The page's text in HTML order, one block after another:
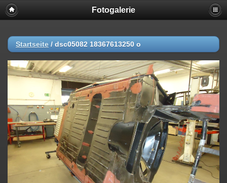
Fotogalerie
Startseite / dsc05082 18367613250 o